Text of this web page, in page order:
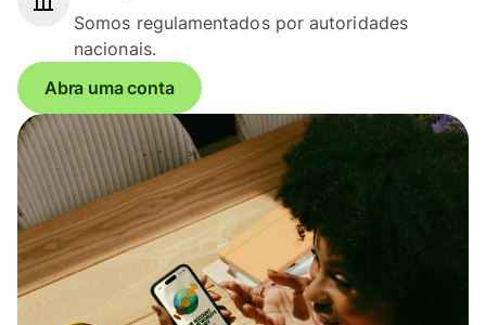
Somos regulamentados por autoridades
nacionais.
Abra uma conta